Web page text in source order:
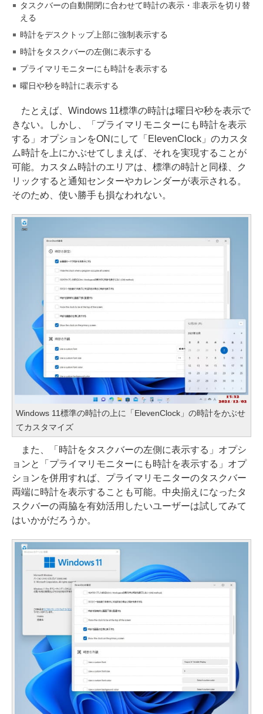
タスクバーの自動開閉に合わせて時計の表示・非表示を切り替
える
時計をデスクトップ上部に強制表示する
時計をタスクバーの左側に表示する
プライマリモニターにも時計を表示する
曜日や秒を時計に表示する
たとえば、Windows 11標準の時計は曜日や秒を表示で
きない。しかし、「プライマリモニターにも時計を表示
する」オプションをONにして「ElevenClock」のカスタ
ム時計を上にかぶせてしまえば、それを実現することが
可能。カスタム時計のエリアは、標準の時計と同様、ク
リックすると通知センターやカレンダーが表示される。
そのため、使い勝手も損なわれない。
Windows 11標準の時計の上に「ElevenClock」の時計をかぶせ
てカスタマイズ
また、「時計をタスクバーの左側に表示する」オプシ
ョンと「プライマリモニターにも時計を表示する」オプ
ションを併用すれば、プライマリモニターのタスクバー
両端に時計を表示することも可能。中央揃えになったタ
スクバーの両脇を有効活用したいユーザーは試してみて
はいかがだろうか。